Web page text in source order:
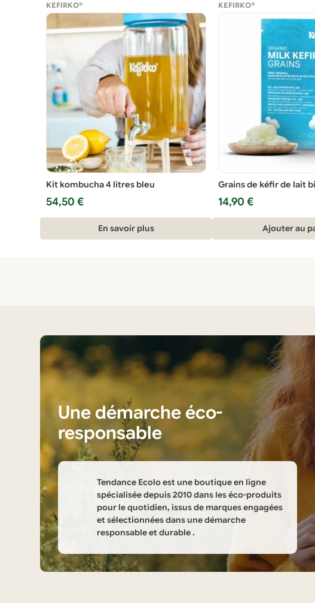
KEFIRKO®
Kit kombucha 4 litres bleu
54,50€
En savoir plus
KEFIRKO®
Grains de kéfir de lait
14,90 €
Ajouter au
Informations
Une démarche éco-
responsable
Tendance Ecolo est une boutique en ligne
spécialisée depuis 2010 dans les éco-produits
pour le quotidien, issus de marques engagées
et sélectionnées dans une démarche
responsable et durable .